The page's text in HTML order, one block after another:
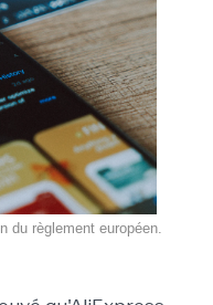
du règlement européen.